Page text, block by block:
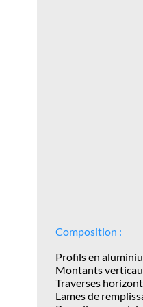
Composition :
Profils en
Montants
Traverses
Lames de